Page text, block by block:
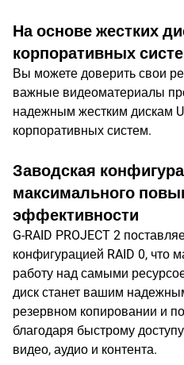
На основе жестких
корпоративных
Вы можете доверить свои
важные видеоматериалы
надежным жестким дискам
корпоративных систем.
Заводская
максимального
эффективности
G-RAID PROJECT 2
конфигурацией RAID 0, что
работу над самыми
диск станет вашим
резервном копировании и
благодаря быстрому
видео, аудио и контента.